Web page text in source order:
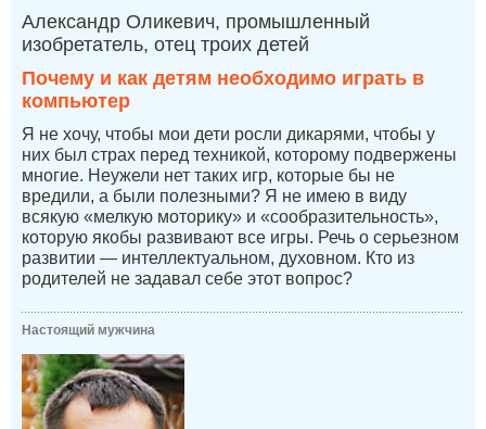
Александр Оликевич, промышленный
изобретатель, отец троих детей
Почему и как детям необходимо играть в
компьютер
Я не хочу, чтобы мои дети росли дикарями, чтобы у
них был страх перед техникой, которому подвержены
многие. Неужели нет таких игр, которые бы не
вредили, а были полезными? Я не имею в виду
всякую «мелкую моторику» и «сообразительность»,
которую якобы развивают все игры. Речь о серьезном
развитии — интеллектуальном, духовном. Кто из
родителей не задавал себе этот вопрос?
Настоящий мужчина